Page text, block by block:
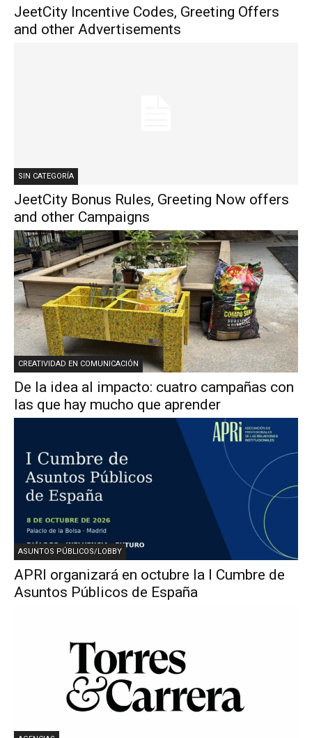
JeetCity Incentive Codes, Greeting Offers
and other Advertisements
SIN CATEGORÍA
JeetCity Bonus Rules, Greeting Now offers
and other Campaigns
CREATIVIDAD EN COMUNICACIÓN
De la idea al impacto: cuatro campañas con
las que hay mucho que aprender
ASUNTOS PÚBLICOS/LOBBY
APRI organizará en octubre la I Cumbre de
Asuntos Públicos de España